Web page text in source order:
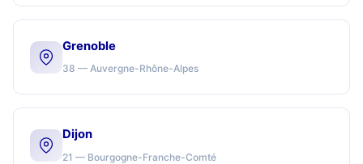
Grenoble
38 — Auvergne-Rhône-Alpes
Dijon
21 — Bourgogne-Franche-Comté